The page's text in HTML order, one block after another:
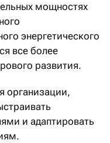
мощностях
энергетического
все более
развития.
организации,
и адаптировать